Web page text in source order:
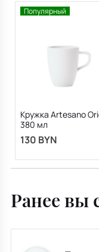
Популярный
Кружка Artesano
380 мл
130 BYN
Ранее вы